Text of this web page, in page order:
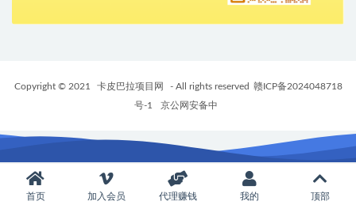
Copyright © 2021 卡皮巴拉项目网 - All rights reserved
赣ICP备2024048718
号-1
京公网安备中
首页 加入会员 代理赚钱 我的 顶部